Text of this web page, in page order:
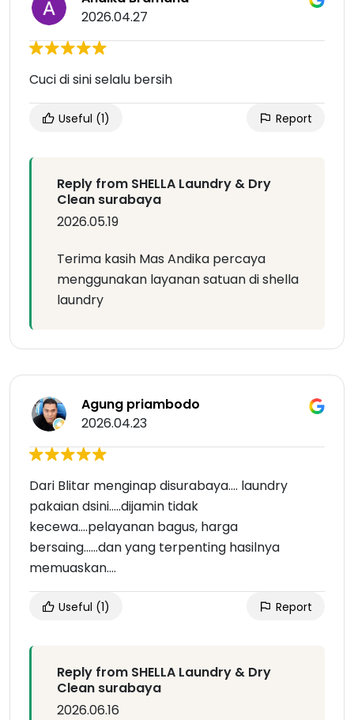
2026.04.27
Cuci di sini selalu bersih
Useful (1) Report
Reply from SHELLA Laundry & Dry
Clean surabaya
2026.05.19
Terima kasih Mas Andika percaya
menggunakan layanan satuan di shella
laundry
Agung priambodo
2026.04.23
Dari Blitar menginap disurabaya.... laundry
pakaian dsini.....dijamin tidak
kecewa....pelayanan bagus, harga
bersaing......dan yang terpenting hasilnya
memuaskan....
Useful (1) Report
Reply from SHELLA Laundry & Dry
Clean surabaya
2026.06.16